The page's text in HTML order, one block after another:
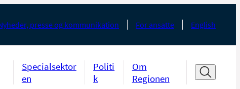
presse og kommunikation For ansatte English
Specialsektor
en
Politi
k
Om
Regionen